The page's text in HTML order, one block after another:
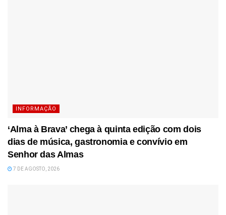
INFORMAÇÃO
‘Alma à Brava’ chega à quinta edição com dois
dias de música, gastronomia e convívio em
Senhor das Almas
7 DE AGOSTO, 2026